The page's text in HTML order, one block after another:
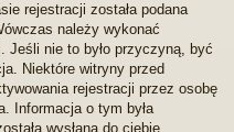
rejestracji została podana
należy wykonać
Jeśli nie to było przyczyną, być
Niektóre witryny przed
rejestracji przez osobę
Informacja o tym była
wysłana do ciebie